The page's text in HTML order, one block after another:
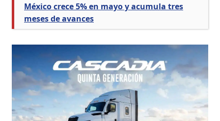
México crece 5% en mayo y acumula tres
meses de avances